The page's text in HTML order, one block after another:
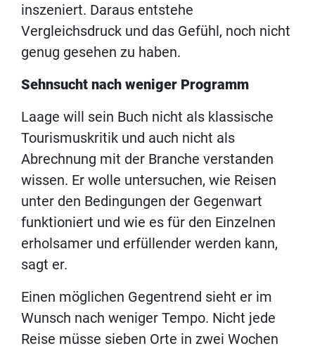
inszeniert. Daraus entstehe
Vergleichsdruck und das Gefühl, noch nicht
genug gesehen zu haben.
Sehnsucht nach weniger Programm
Laage will sein Buch nicht als klassische
Tourismuskritik und auch nicht als
Abrechnung mit der Branche verstanden
wissen. Er wolle untersuchen, wie Reisen
unter den Bedingungen der Gegenwart
funktioniert und wie es für den Einzelnen
erholsamer und erfüllender werden kann,
sagt er.
Einen möglichen Gegentrend sieht er im
Wunsch nach weniger Tempo. Nicht jede
Reise müsse sieben Orte in zwei Wochen